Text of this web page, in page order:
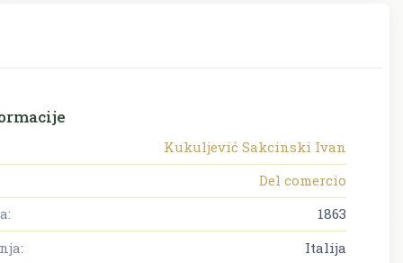
Kukuljević Sakcinski Ivan
Del comercio
1863
Italija